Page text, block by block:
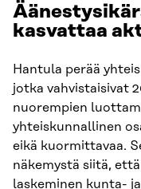
kasvattaa
Hantula perää
jotka vahvistaisivat
nuorempien
yhteiskunnallinen
eikä kuormittavaa.
näkemystä siitä,
laskeminen kunta-